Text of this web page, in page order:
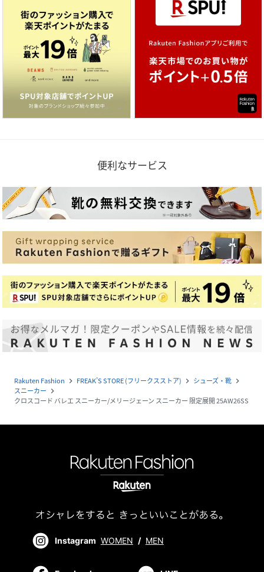
便利なサービス
Rakuten Fashion navigate_next FREAK’S STORE (フリークスストア) navigate_next シューズ・靴 navigate_next
スニーカー navigate_next
クロスコード バレエ スニーカー/メリージェーン スニーカー 限定展開 25AW26SS
Instagram WOMEN / MEN